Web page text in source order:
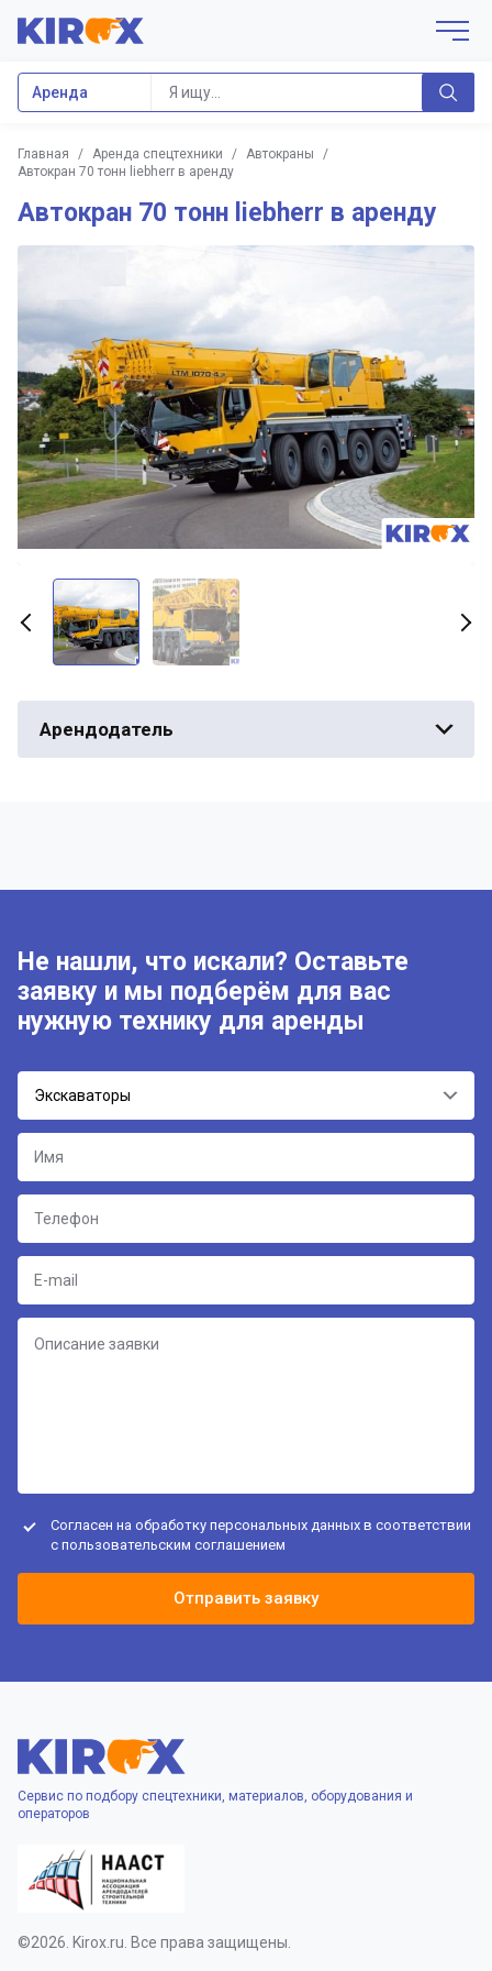
Аренда
Главная / Аренда спецтехники / Автокраны
/
Автокран 70 тонн liebherr в аренду
Автокран 70 тонн liebherr в аренду
Арендодатель
Не нашли, что искали? Оставьте
заявку и мы подберём для вас
нужную технику для аренды
Экскаваторы
Согласен на обработку персональных данных в соответствии
с пользовательским соглашением
Отправить заявку
Сервис по подбору спецтехники, материалов, оборудования и
операторов
©2026. Kirox.ru. Все права защищены.